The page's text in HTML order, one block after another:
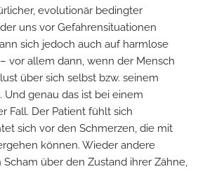
evolutionär bedingter
uns vor Gefahrensituationen
sich jedoch auch auf harmlose
vor allem dann, wenn der Mensch
über sich selbst bzw. seinem
Und genau das ist bei einem
Fall. Der Patient fühlt sich
sich vor den Schmerzen, die mit
können. Wieder andere
über den Zustand ihrer Zähne,